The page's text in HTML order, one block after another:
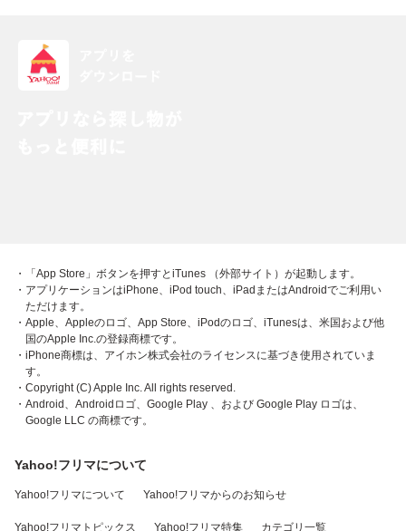
・「App Store」ボタンを押すとiTunes （外部サイト）が起動します。
・アプリケーションはiPhone、iPod touch、iPadまたはAndroidでご利用い
ただけます。
・Apple、Appleのロゴ、App Store、iPodのロゴ、iTunesは、米国および他
国のApple Inc.の登録商標です。
・iPhone商標は、アイホン株式会社のライセンスに基づき使用されていま
す。
・Copyright (C) Apple Inc. All rights reserved.
・Android、Androidロゴ、Google Play 、および Google Play ロゴは、
Google LLC の商標です。
Yahoo!フリマについて
Yahoo!フリマについて Yahoo!フリマからのお知らせ
Yahoo!フリマトピックス Yahoo!フリマ特集 カテゴリ一覧